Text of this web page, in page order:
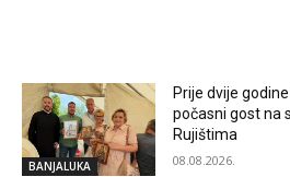
BANJALUKA
Prije dvije
počasni gost na
Rujištima
08.08.2026.